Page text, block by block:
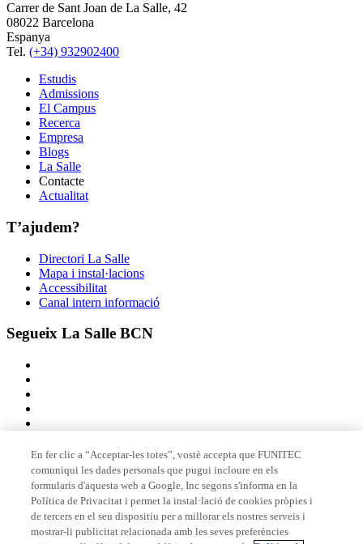
Carrer de Sant Joan de La Salle, 42
08022 Barcelona
Espanya
Tel. (+34) 932902400
Estudis
Admissions
El Campus
Recerca
Empresa
Blogs
La Salle
Contacte
Actualitat
T’ajudem?
Directori La Salle
Mapa i instal·lacions
Accessibilitat
Canal intern informació
Segueix La Salle BCN
Membre de
Acreditacions
En fer clic a “Acceptar-les totes”, vostè accepta que FUNITEC
comuniqui les dades personals que pugui incloure en els
formularis d'aquesta web a Google, Inc segons s'informa en la
Política de Privacitat i permet la instal·lació de cookies pròpies i
de tercers en el seu dispositiu per a millorar els nostres serveis i
mostrar-li publicitat relacionada amb les seves preferències